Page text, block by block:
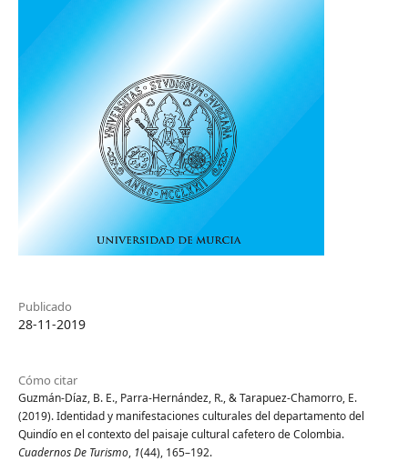
Publicado
28-11-2019
Cómo citar
Guzmán-Díaz, B. E., Parra-Hernández, R., & Tarapuez-Chamorro, E.
(2019). Identidad y manifestaciones culturales del departamento del
Quindío en el contexto del paisaje cultural cafetero de Colombia.
Cuadernos De Turismo, 1(44), 165–192.